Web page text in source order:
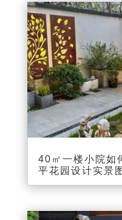
40㎡一楼小院如
平花园设计实景